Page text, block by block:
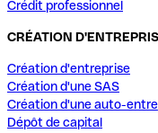
Crédit professionnel
CRÉATION
Création d'entreprise
Création d'une SAS
Création d'une auto-
Dépôt de capital